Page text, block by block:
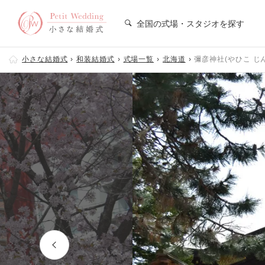
全国の式場・スタジオを探す
小さな結婚式 和装結婚式 式場一覧 北海道 彌彦神社(やひこ じ